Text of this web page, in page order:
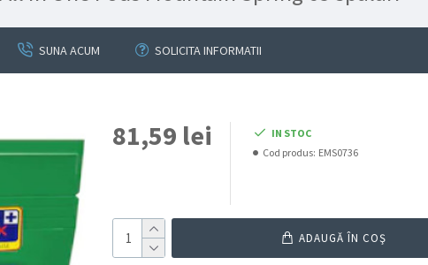
SUNA ACUM SOLICITA INFORMATII
81,59 lei
IN STOC
Cod produs: EMS0736
ADAUGĂ ÎN COŞ